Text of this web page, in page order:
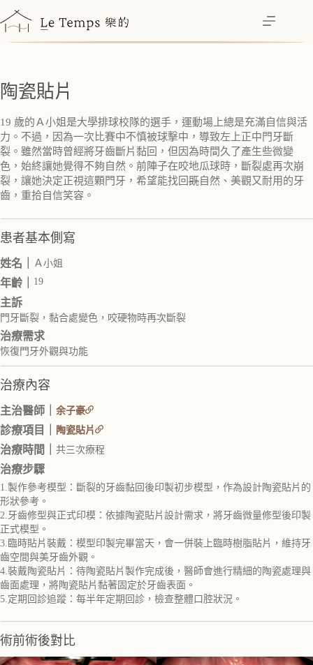
至
主
容
陶瓷貼片
19 歲的Ａ小姐是大學排球校隊的選手，運動場上總是充滿自信與活
力。不過，因為一次比賽中不慎被球擊中，導致左上正中門牙斷
裂。雖然當時曾經將牙齒斷片黏回，但因為時間久了產生些微變
色，始終讓她覺得不夠自然。前陣子在咬地瓜球時，斷裂處再次崩
裂，讓她決定正視這顆門牙，希望能找回 既自然、美觀又耐用的牙
齒，重拾自信笑容。
患者基本側寫
姓名｜ Ａ小姐
年齡｜ 19
主訴
門牙斷裂，黏合處變色，咬硬物時再次斷裂
治療需求
恢復門牙外觀與功能
治療內容
主治醫師｜ 余子豪
診療項目｜ 陶瓷貼片
治療時間｜ 共三次療程
治療步驟
1.製作參考模型：斷裂的牙齒黏回後印製初步模型，作為設計陶瓷貼片的
形狀參考。
2.牙齒修型與正式印模：依據陶瓷貼片設計需求，將牙齒微量修型後印製
正式模型。
3.臨時貼片裝戴：模型印製完畢當天，會一併裝上臨時樹脂貼片，維持牙
齒空間與美牙齒外觀。
4.裝戴陶瓷貼片：待陶瓷貼片製作完成後，醫師會進行精細的陶瓷處理與
齒面處理，將陶瓷貼片黏著固定於牙齒表面。
5.定期回診追蹤：每半年定期回診，檢查整體口腔狀況。
術前術後對比